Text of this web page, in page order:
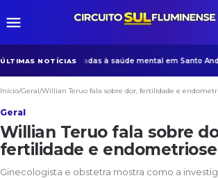
ÚLTIMAS NOTÍCIAS
ações voltadas à saúde mental em Santo André
Início/Geral/Willian Teruo fala sobre dor, fertilidade e
Geral
Willian Teruo fala sobre
fertilidade e endometriose
Ginecologista e obstetra mostra como a